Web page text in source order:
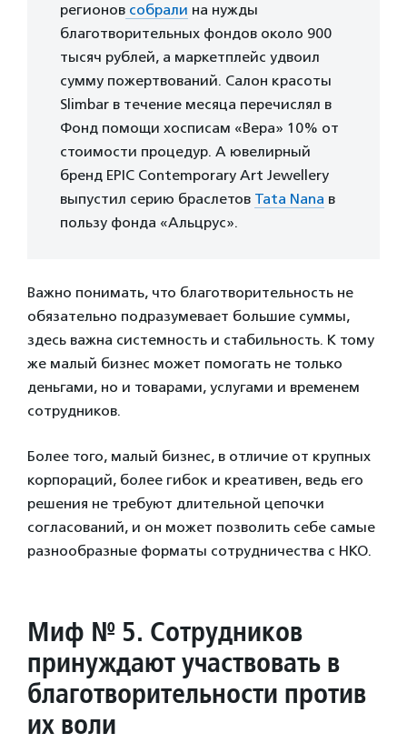
регионов собрали на нужды
благотворительных фондов около 900
тысяч рублей, а маркетплейс удвоил
сумму пожертвований. Салон красоты
Slimbar в течение месяца перечислял в
Фонд помощи хосписам «Вера» 10% от
стоимости процедур. А ювелирный
бренд EPIC Contemporary Art Jewellery
выпустил серию браслетов Tata Nana в
пользу фонда «Альцрус».
Важно понимать, что благотворительность не
обязательно подразумевает большие суммы,
здесь важна системность и стабильность. К тому
же малый бизнес может помогать не только
деньгами, но и товарами, услугами и временем
сотрудников.
Более того, малый бизнес, в отличие от крупных
корпораций, более гибок и креативен, ведь его
решения не требуют длительной цепочки
согласований, и он может позволить себе самые
разнообразные форматы сотрудничества с НКО.
Миф № 5. Сотрудников
принуждают участвовать в
благотворительности против
их воли